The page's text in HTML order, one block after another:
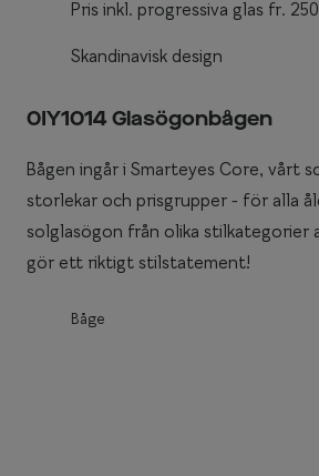
Pris inkl. progressiva glas fr.
Skandinavisk design
0IY1014 Glasögonbågen
Bågen ingår i Smarteyes Core, vårt
storlekar och prisgrupper - för alla
solglasögon från olika stilkategorier
gör ett riktigt stilstatement!
Båge